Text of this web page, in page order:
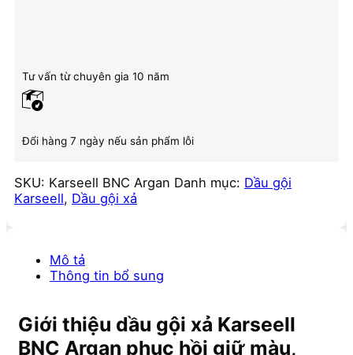
Tư vấn từ chuyên gia 10 năm
Đổi hàng 7 ngày nếu sản phẩm lỗi
SKU: Karseell BNC Argan Danh mục: Dầu gội
Karseell, Dầu gội xả
Mô tả
Thông tin bổ sung
Giới thiệu dầu gội xả Karseell
BNC Argan phục hồi giữ màu,